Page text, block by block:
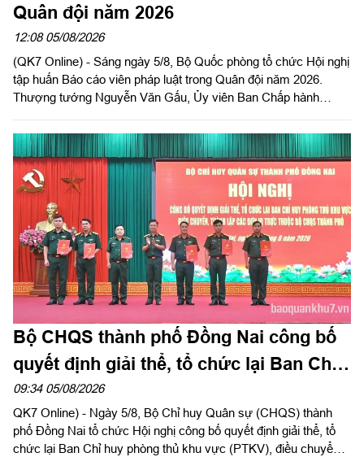
Quân đội năm 2026
12:08 05/08/2026
(QK7 Online) - Sáng ngày 5/8, Bộ Quốc phòng tổ chức Hội nghị
tập huấn Báo cáo viên pháp luật trong Quân đội năm 2026.
Thượng tướng Nguyễn Văn Gấu, Ủy viên Ban Chấp hành
Bộ Quốc phòng, Chủ tịch Hội đồng Phổ biến, giáo dục pháp luật
Bộ Quốc phòng chủ trì hội nghị. Hội nghị được tổ chức bằng
hình thức trực tiếp kết hợp với trực tuyến tại 122 điểm cầu
trong toàn quân.
Bộ CHQS thành phố Đồng Nai công bố
quyết định giải thể, tổ chức lại Ban Chỉ
huy phòng thủ khu vực
09:34 05/08/2026
QK7 Online) - Ngày 5/8, Bộ Chỉ huy Quân sự (CHQS) thành
phố Đồng Nai tổ chức Hội nghị công bố quyết định giải thể, tổ
chức lại Ban Chỉ huy phòng thủ khu vực (PTKV), điều chuyển,